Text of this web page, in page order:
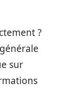
?
sur